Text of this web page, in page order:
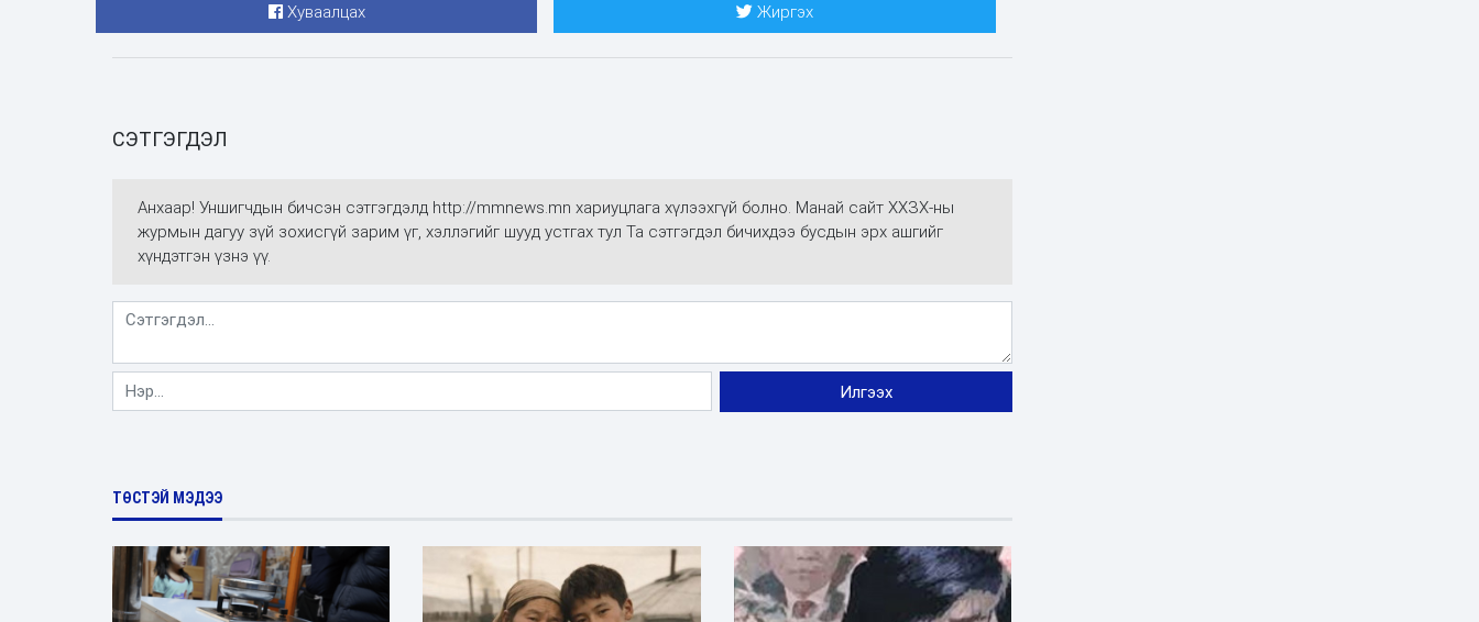
Хуваалцах Жиргэх
СЭТГЭГДЭЛ
Анхаар! Уншигчдын бичсэн сэтгэгдэлд http://mmnews.mn хариуцлага хүлээхгүй болно. Манай сайт ХХЗХ-ны
журмын дагуу зүй зохисгүй зарим үг, хэллэгийг шууд устгах тул Та сэтгэгдэл бичихдээ бусдын эрх ашгийг
хүндэтгэн үзнэ үү.
ТӨСТЭЙ МЭДЭЭ